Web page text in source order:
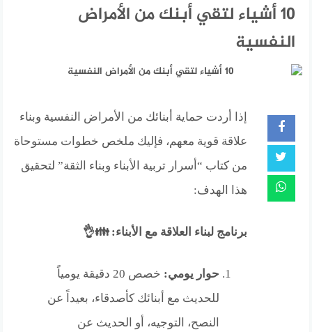
10 أشياء لتقي أبنك من الأمراض
النفسية
إذا أردت حماية أبنائك من الأمراض النفسية وبناء
علاقة قوية معهم، فإليك ملخص خطوات مستوحاة
من كتاب “أسرار تربية الأبناء وبناء الثقة” لتحقيق
هذا الهدف:
برنامج لبناء العلاقة مع الأبناء: 👪👌
حوار يومي:
خصص 20 دقيقة يومياً
للحديث مع أبنائك كأصدقاء، بعيداً عن
النصح، التوجيه، أو الحديث عن